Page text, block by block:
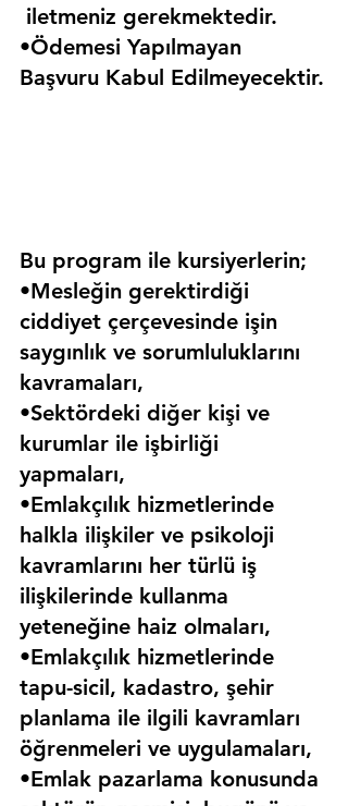
iletmeniz gerekmektedir.
•Ödemesi Yapılmayan
Başvuru Kabul Edilmeyecektir.
Bu program ile kursiyerlerin;
•Mesleğin gerektirdiği
ciddiyet çerçevesinde işin
saygınlık ve sorumluluklarını
kavramaları,
•Sektördeki diğer kişi ve
kurumlar ile işbirliği
yapmaları,
•Emlakçılık hizmetlerinde
halkla ilişkiler ve psikoloji
kavramlarını her türlü iş
ilişkilerinde kullanma
yeteneğine haiz olmaları,
•Emlakçılık hizmetlerinde
tapu-sicil, kadastro, şehir
planlama ile ilgili kavramları
öğrenmeleri ve uygulamaları,
•Emlak pazarlama konusunda